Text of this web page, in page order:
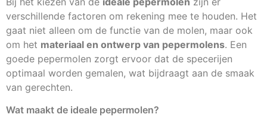
verschillende factoren om rekening mee te houden. Het
gaat niet alleen om de functie van de molen, maar ook
om het materiaal en ontwerp van pepermolens. Een
goede pepermolen zorgt ervoor dat de specerijen
optimaal worden gemalen, wat bijdraagt aan de smaak
van gerechten.
Wat maakt de ideale pepermolen?